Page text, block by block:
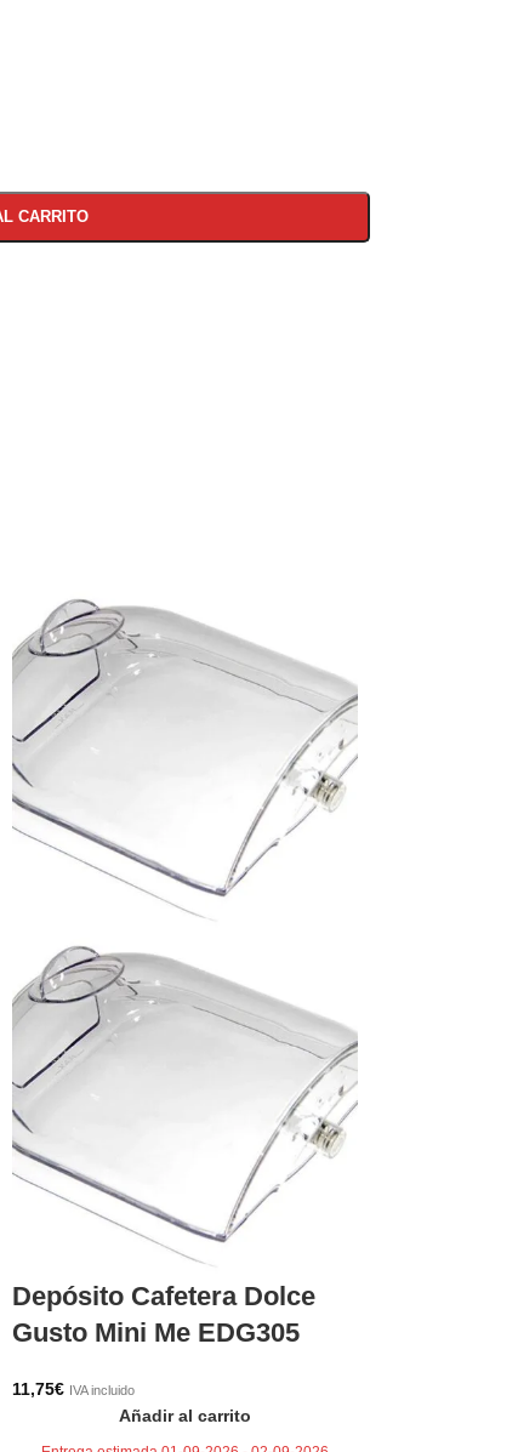
CARRITO
Depósito Cafetera Dolce
Gusto Mini Me EDG305
11,75€ IVA incluido
Añadir al carrito